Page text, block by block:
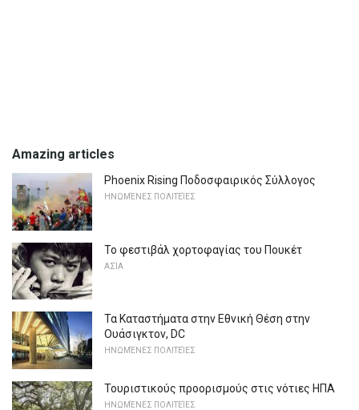
Amazing articles
Phoenix Rising Ποδοσφαιρικός Σύλλογος
ΗΝΩΜΈΝΕΣ ΠΟΛΙΤΕΊΕΣ
Το φεστιβάλ χορτοφαγίας του Πουκέτ
ΑΣΊΑ
Τα Καταστήματα στην Εθνική Θέση στην
Ουάσιγκτον, DC
ΗΝΩΜΈΝΕΣ ΠΟΛΙΤΕΊΕΣ
Τουριστικούς προορισμούς στις νότιες ΗΠΑ
ΗΝΩΜΈΝΕΣ ΠΟΛΙΤΕΊΕΣ